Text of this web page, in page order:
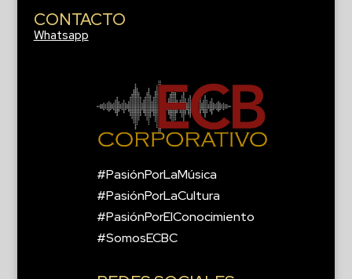
CONTACTO
Whatsapp
#PasiónPorLaMúsica
#PasiónPorLaCultura
#PasiónPorElConocimiento
#SomosECBC